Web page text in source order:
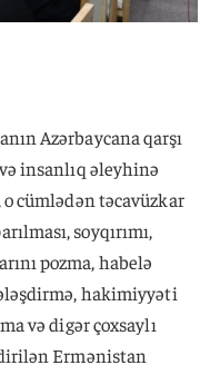
Azərbaycana qarşı
insanlıq əleyhinə
cümlədən təcavüzkar
soyqırımı,
pozma, habelə
hakimiyyəti
və digər çoxsaylı
Ermənistan